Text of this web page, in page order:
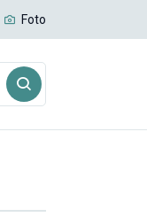
Foto